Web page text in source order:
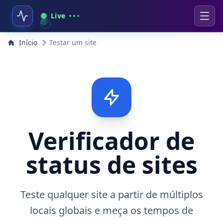
Live
Início Testar um site
Verificador de
status de sites
Teste qualquer site a partir de múltiplos
locais globais e meça os tempos de